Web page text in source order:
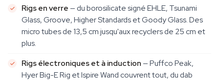
Rigs en verre — du borosilicate signé EHLE, Tsunami
Glass, Groove, Higher Standards et Goody Glass. Des
micro tubes de 13,5 cm jusqu'aux recyclers de 25 cm et
plus.
Rigs électroniques et à induction — Puffco Peak,
Hyer Big-E Rig et Ispire Wand couvrent tout, du dab